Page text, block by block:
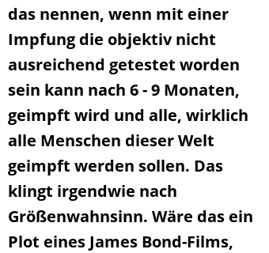
das nennen, wenn mit einer
Impfung die objektiv nicht
ausreichend getestet worden
sein kann nach 6 - 9 Monaten,
geimpft wird und alle, wirklich
alle Menschen dieser Welt
geimpft werden sollen. Das
klingt irgendwie nach
Größenwahnsinn. Wäre das ein
Plot eines James Bond-Films,